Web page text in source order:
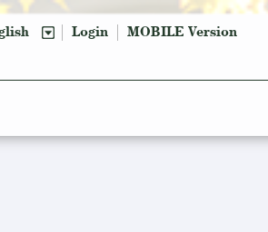
Login MOBILE Version